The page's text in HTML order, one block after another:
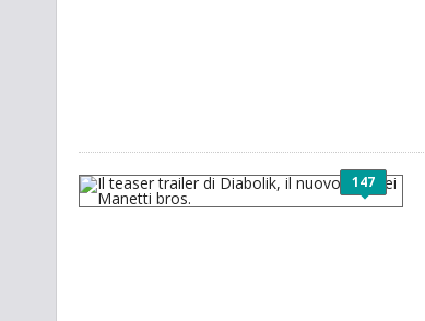
147